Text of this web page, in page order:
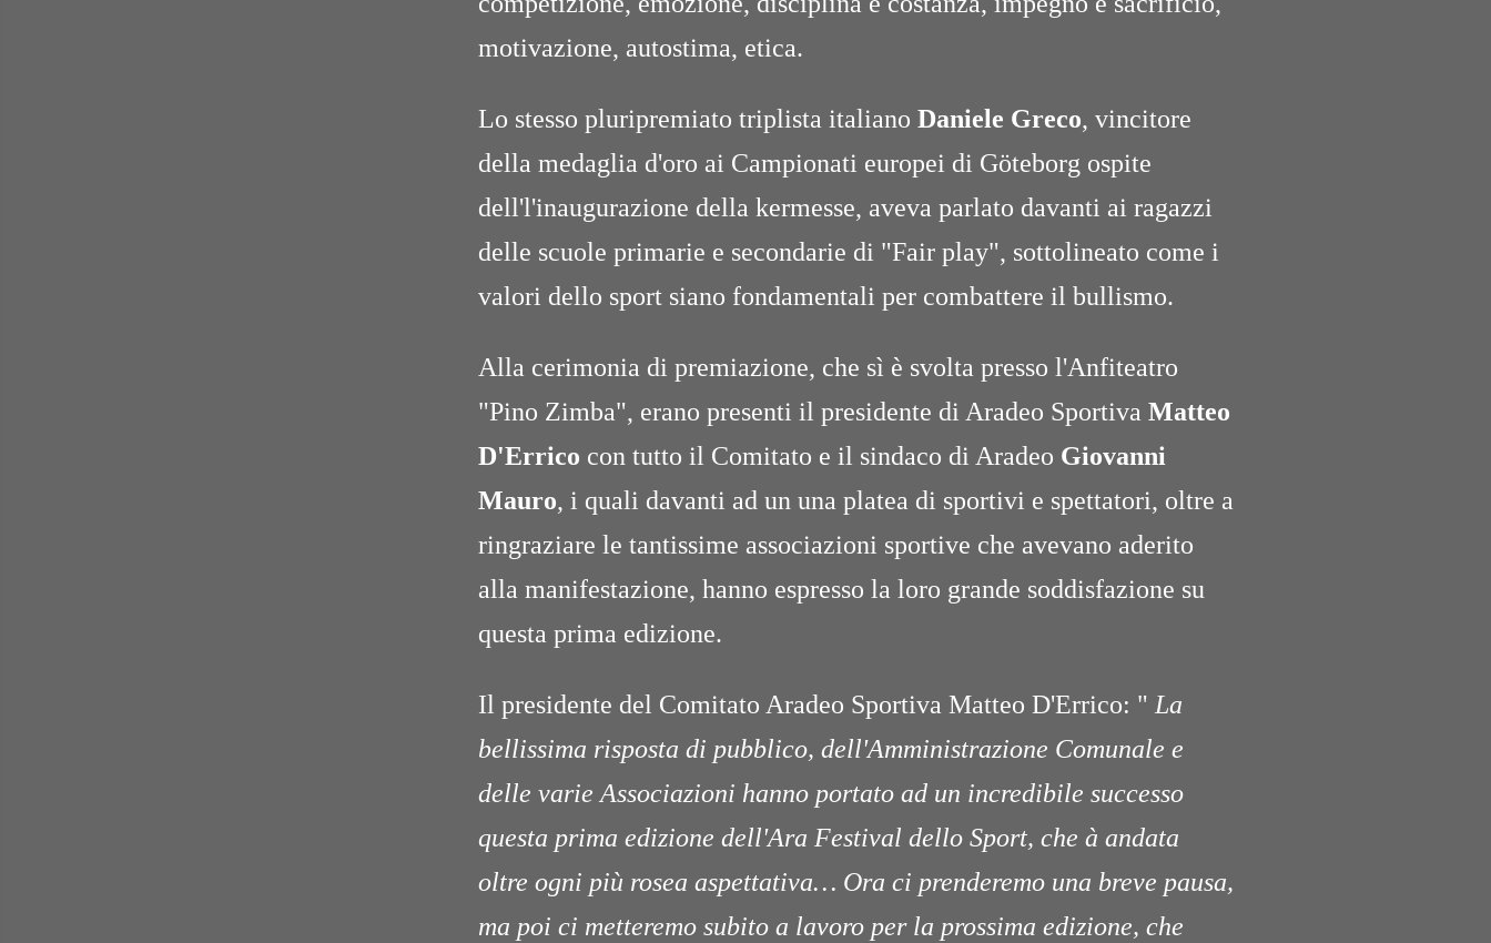
motivazione, autostima, etica.
Lo stesso pluripremiato triplista italiano Daniele Greco, vincitore
della medaglia d'oro ai Campionati europei di Göteborg ospite
dell'l'inaugurazione della kermesse, aveva parlato davanti ai ragazzi
delle scuole primarie e secondarie di "Fair play", sottolineato come i
valori dello sport siano fondamentali per combattere il bullismo.
Alla cerimonia di premiazione, che sì è svolta presso l'Anfiteatro
"Pino Zimba", erano presenti il presidente di Aradeo Sportiva Matteo
D'Errico con tutto il Comitato e il sindaco di Aradeo Giovanni
Mauro, i quali davanti ad un una platea di sportivi e spettatori, oltre a
ringraziare le tantissime associazioni sportive che avevano aderito
alla manifestazione, hanno espresso la loro grande soddisfazione su
questa prima edizione.
Il presidente del Comitato Aradeo Sportiva Matteo D'Errico: " La
bellissima risposta di pubblico, dell'Amministrazione Comunale e
delle varie Associazioni hanno portato ad un incredibile successo
questa prima edizione dell'Ara Festival dello Sport, che à andata
oltre ogni più rosea aspettativa… Ora ci prenderemo una breve pausa,
ma poi ci metteremo subito a lavoro per la prossima edizione, che